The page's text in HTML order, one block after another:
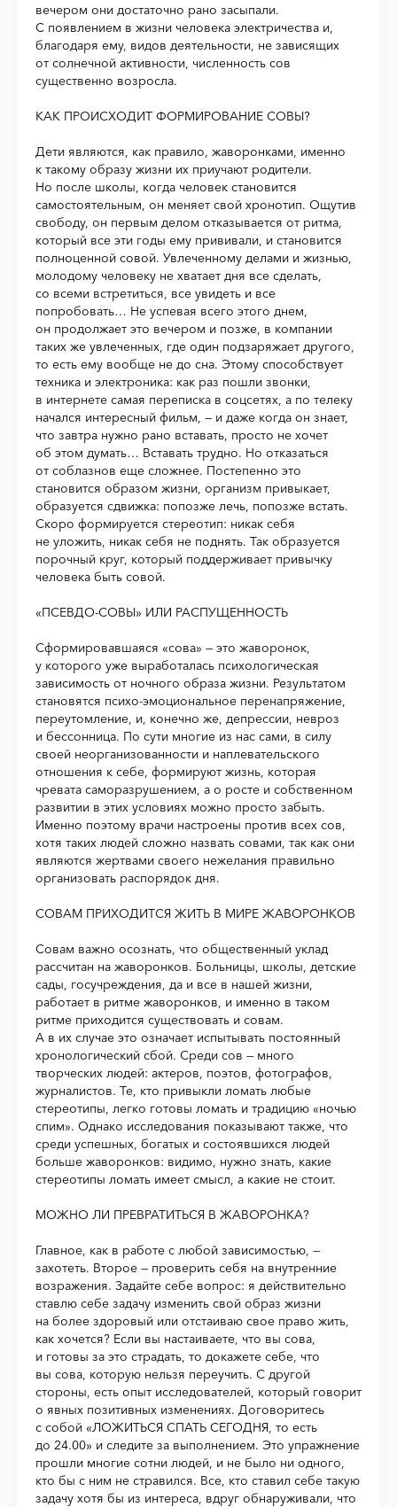
вечером они достаточно рано засыпали.
С появлением в жизни человека электричества и,
благодаря ему, видов деятельности, не зависящих
от солнечной активности, численность сов
существенно возросла.
КАК ПРОИСХОДИТ ФОРМИРОВАНИЕ СОВЫ?
Дети являются, как правило, жаворонками, именно
к такому образу жизни их приучают родители.
Но после школы, когда человек становится
самостоятельным, он меняет свой хронотип. Ощутив
свободу, он первым делом отказывается от ритма,
который все эти годы ему прививали, и становится
полноценной совой. Увлеченному делами и жизнью,
молодому человеку не хватает дня все сделать,
со всеми встретиться, все увидеть и все
попробовать… Не успевая всего этого днем,
он продолжает это вечером и позже, в компании
таких же увлеченных, где один подзаряжает другого,
то есть ему вообще не до сна. Этому способствует
техника и электроника: как раз пошли звонки,
в интернете самая переписка в соцсетях, а по телеку
начался интересный фильм, — и даже когда он знает,
что завтра нужно рано вставать, просто не хочет
об этом думать… Вставать трудно. Но отказаться
от соблазнов еще сложнее. Постепенно это
становится образом жизни, организм привыкает,
образуется сдвижка: попозже лечь, попозже встать.
Скоро формируется стереотип: никак себя
не уложить, никак себя не поднять. Так образуется
порочный круг, который поддерживает привычку
человека быть совой.
«ПСЕВДО-СОВЫ» ИЛИ РАСПУЩЕННОСТЬ
Сформировавшаяся «сова» — это жаворонок,
у которого уже выработалась психологическая
зависимость от ночного образа жизни. Результатом
становятся психо-эмоциональное перенапряжение,
переутомление, и, конечно же, депрессии, невроз
и бессонница. По сути многие из нас сами, в силу
своей неорганизованности и наплевательского
отношения к себе, формируют жизнь, которая
чревата саморазрушением, а о росте и собственном
развитии в этих условиях можно просто забыть.
Именно поэтому врачи настроены против всех сов,
хотя таких людей сложно назвать совами, так как они
являются жертвами своего нежелания правильно
организовать распорядок дня.
СОВАМ ПРИХОДИТСЯ ЖИТЬ В МИРЕ ЖАВОРОНКОВ
Совам важно осознать, что общественный уклад
рассчитан на жаворонков. Больницы, школы, детские
сады, госучреждения, да и все в нашей жизни,
работает в ритме жаворонков, и именно в таком
ритме приходится существовать и совам.
А в их случае это означает испытывать постоянный
хронологический сбой. Среди сов — много
творческих людей: актеров, поэтов, фотографов,
журналистов. Те, кто привыкли ломать любые
стереотипы, легко готовы ломать и традицию «ночью
спим». Однако исследования показывают также, что
среди успешных, богатых и состоявшихся людей
больше жаворонков: видимо, нужно знать, какие
стереотипы ломать имеет смысл, а какие не стоит.
МОЖНО ЛИ ПРЕВРАТИТЬСЯ В ЖАВОРОНКА?
Главное, как в работе с любой зависимостью, —
захотеть. Второе — проверить себя на внутренние
возражения. Задайте себе вопрос: я действительно
ставлю себе задачу изменить свой образ жизни
на более здоровый или отстаиваю свое право жить,
как хочется? Если вы настаиваете, что вы сова,
и готовы за это страдать, то докажете себе, что
вы сова, которую нельзя переучить. С другой
стороны, есть опыт исследователей, который говорит
о явных позитивных изменениях. Договоритесь
с собой «ЛОЖИТЬСЯ СПАТЬ СЕГОДНЯ, то есть
до 24.00» и следите за выполнением. Это упражнение
прошли многие сотни людей, и не было ни одного,
кто бы с ним не стравился. Все, кто ставил себе такую
задачу хотя бы из интереса, вдруг обнаруживали, что